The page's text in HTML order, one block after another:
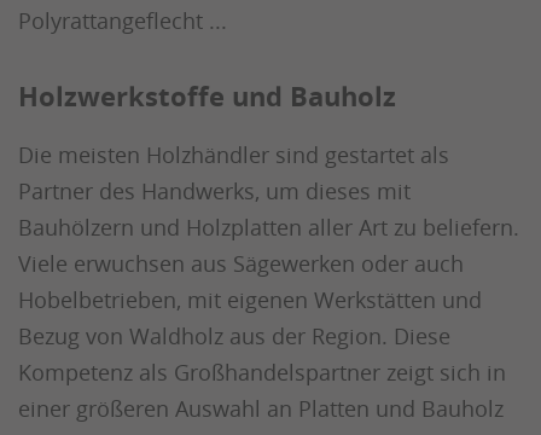
Polyrattangeflecht ...
Holzwerkstoffe und Bauholz
Die meisten Holzhändler sind gestartet als
Partner des Handwerks, um dieses mit
Bauhölzern und Holzplatten aller Art zu beliefern.
Viele erwuchsen aus Sägewerken oder auch
Hobelbetrieben, mit eigenen Werkstätten und
Bezug von Waldholz aus der Region. Diese
Kompetenz als Großhandelspartner zeigt sich in
einer größeren Auswahl an Platten und Bauholz